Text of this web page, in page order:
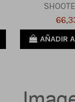
AÑADIR